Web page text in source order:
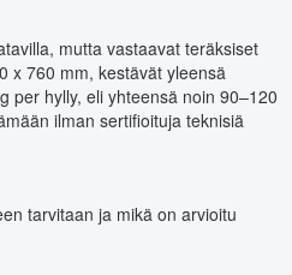
mutta vastaavat teräksiset
x 760 mm, kestävät yleensä
per hylly, eli yhteensä noin 90–120
ilman sertifioituja teknisiä
tarvitaan ja mikä on arvioitu